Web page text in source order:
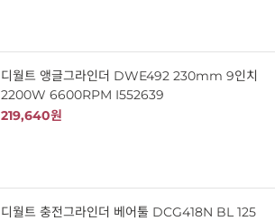
디월트 앵글그라인더 DWE492 230mm 9인치
2200W 6600RPM I552639
219,640원
디월트 충전그라인더 베어툴 DCG418N BL 125